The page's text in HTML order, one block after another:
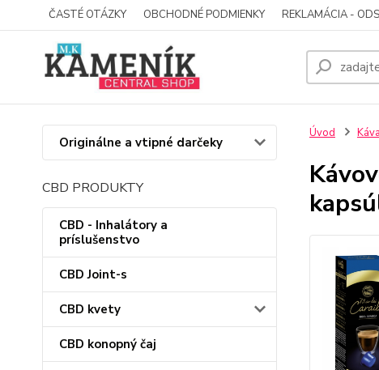
ČASTÉ OTÁZKY OBCHODNÉ PODMIENKY REKLAMÁCIA -
Originálne a vtipné darčeky
CBD PRODUKTY
CBD - Inhalátory a
príslušenstvo
CBD Joint-s
CBD kvety
CBD konopný čaj
Úvod Káva